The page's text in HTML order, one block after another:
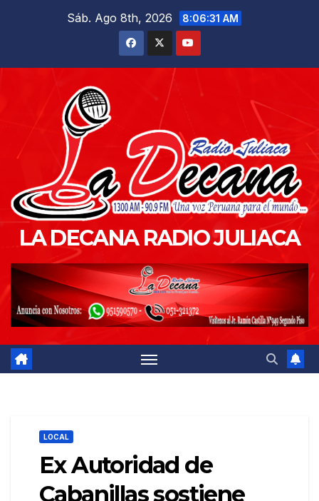
Sáb. Ago 8th, 2026 8:06:32 AM
LA DECANA RADIO JULIACA
LOCAL
Ex Autoridad de
Cabanillas sostiene